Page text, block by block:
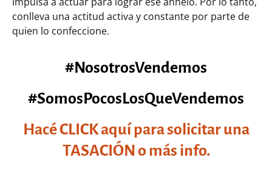
conlleva una actitud activa y constante por parte de
quien lo confeccione.
#NosotrosVendemos
#SomosPocosLosQueVendemos
Hacé CLICK aquí para solicitar una
TASACIÓN o más info.